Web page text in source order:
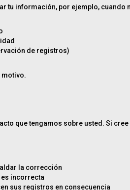
tu información, por ejemplo, cuando
de registros)
motivo.
que tengamos sobre usted. Si
la corrección
incorrecta
sus registros en consecuencia